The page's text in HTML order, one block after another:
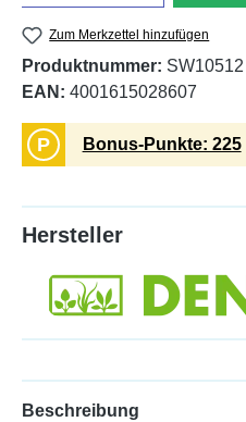
Zum Merkzettel hinzufügen
Produktnummer: SW10512
EAN: 4001615028607
P Bonus-Punkte: 225
Hersteller
Beschreibung